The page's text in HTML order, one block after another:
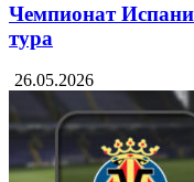
Чемпионат
тура
26.05.2026